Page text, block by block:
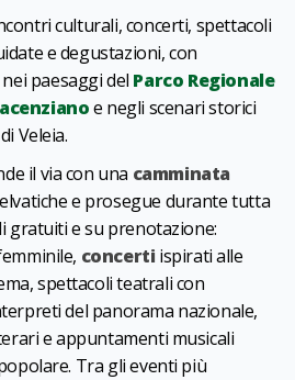
culturali, concerti, spettacoli
e degustazioni, con
paesaggi del Parco Regionale
e negli scenari storici
Veleia.
il via con una camminata
e prosegue durante tutta
gratuiti e su prenotazione:
concerti ispirati alle
spettacoli teatrali con
del panorama nazionale,
e appuntamenti musicali
Tra gli eventi più